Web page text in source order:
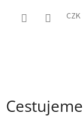
CZK
Cestujeme